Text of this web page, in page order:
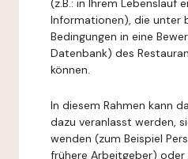
(z.B.: in Ihrem Lebenslauf
Informationen), die unter
Bedingungen in eine
Datenbank) des
können.
In diesem Rahmen kann
dazu veranlasst werden,
wenden (zum Beispiel
frühere Arbeitgeber) oder